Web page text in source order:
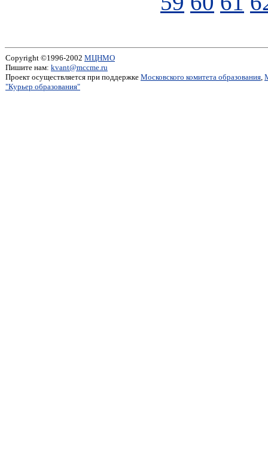
Copyright ©1996-2002 МЦНМО
Пишите нам: kvant@mccme.ru
Проект осуществляется при поддержке Московского комитета образования,
"Курьер образования"